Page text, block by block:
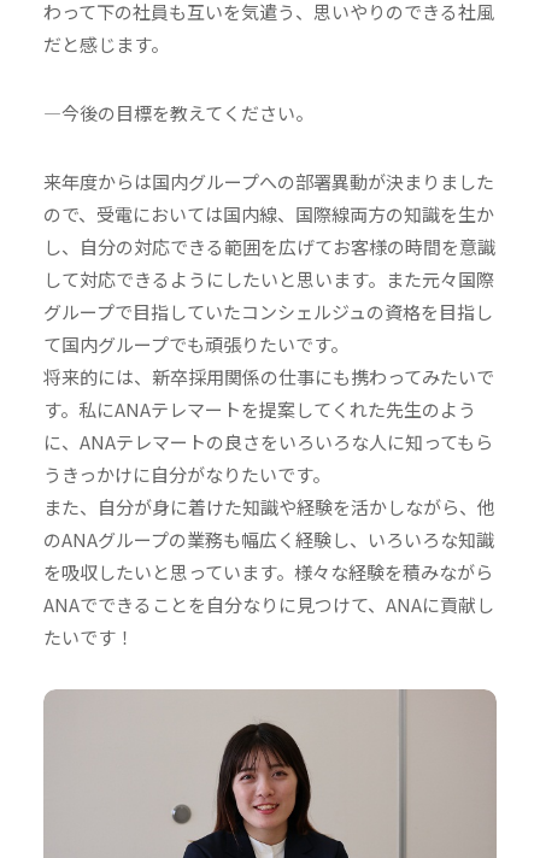
わって下の社員も互いを気遣う、思いやりのできる社風
だと感じます。
―今後の目標を教えてください。
来年度からは国内グループへの部署異動が決まりました
ので、受電においては国内線、国際線両方の知識を生か
し、自分の対応できる範囲を広げてお客様の時間を意識
して対応できるようにしたいと思います。また元々国際
グループで目指していたコンシェルジュの資格を目指し
て国内グループでも頑張りたいです。
将来的には、新卒採用関係の仕事にも携わってみたいで
す。私にANAテレマートを提案してくれた先生のよう
に、ANAテレマートの良さをいろいろな人に知ってもら
うきっかけに自分がなりたいです。
また、自分が身に着けた知識や経験を活かしながら、他
のANAグループの業務も幅広く経験し、いろいろな知識
を吸収したいと思っています。様々な経験を積みながら
ANAでできることを自分なりに見つけて、ANAに貢献し
たいです！